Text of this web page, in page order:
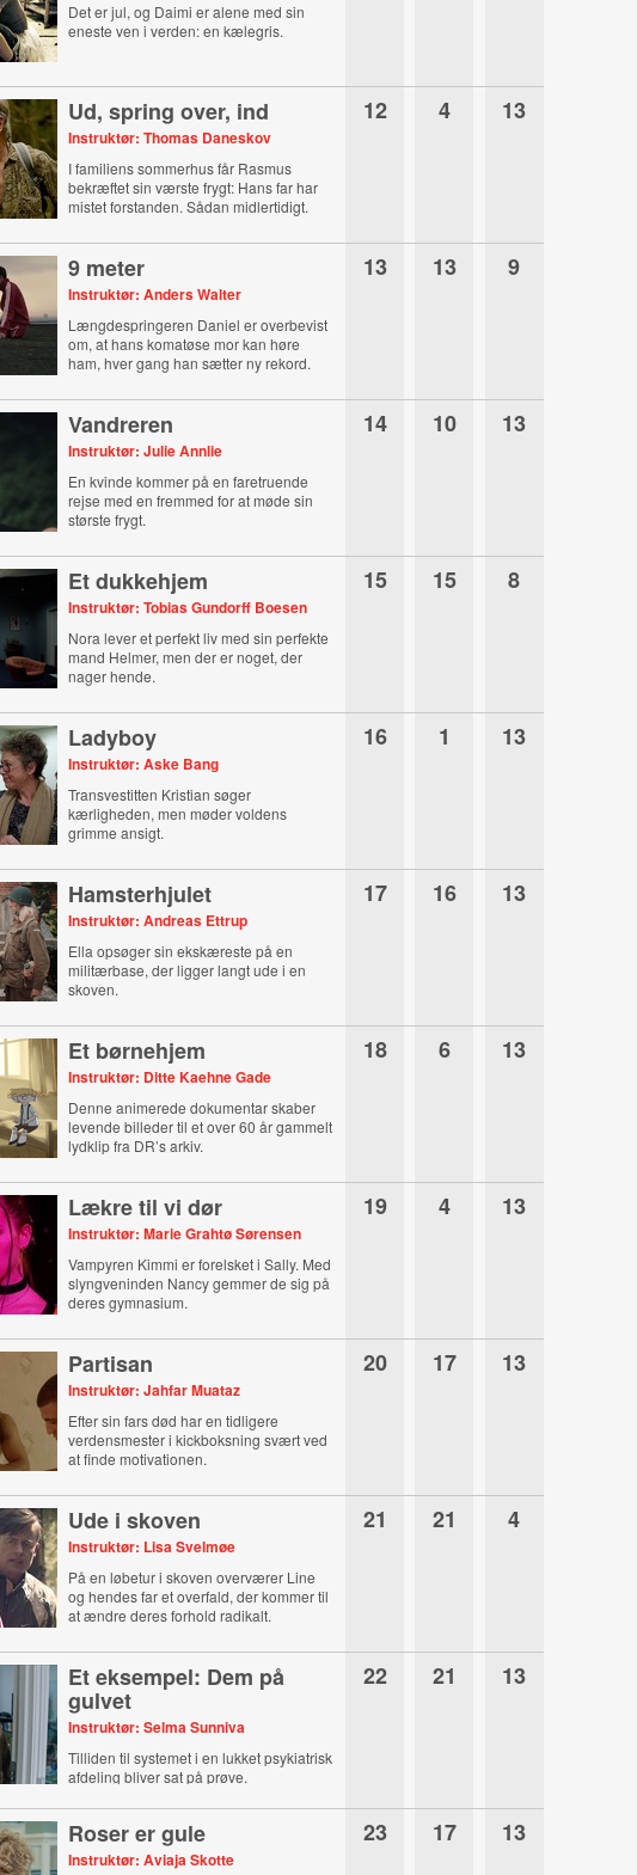
Det er jul, og Daimi er alene med sin
eneste ven i verden: en kælegris.
Ud, spring over, ind
Instruktør: Thomas Daneskov
I familiens sommerhus får Rasmus
bekræftet sin værste frygt: Hans far har
mistet forstanden. Sådan midlertidigt.
12 4 13
9 meter
Instruktør: Anders Walter
Længdespringeren Daniel er overbevist
om, at hans komatøse mor kan høre
ham, hver gang han sætter ny rekord.
13 13 9
Vandreren
Instruktør: Julie Annlie
En kvinde kommer på en faretruende
rejse med en fremmed for at møde sin
største frygt.
14 10 13
Et dukkehjem
Instruktør: Tobias Gundorff Boesen
Nora lever et perfekt liv med sin perfekte
mand Helmer, men der er noget, der
nager hende.
15 15 8
Ladyboy
Instruktør: Aske Bang
Transvestitten Kristian søger
kærligheden, men møder voldens
grimme ansigt.
16 1 13
Hamsterhjulet
Instruktør: Andreas Ettrup
Ella opsøger sin ekskæreste på en
militærbase, der ligger langt ude i en
skoven.
17 16 13
Et børnehjem
Instruktør: Ditte Kaehne Gade
Denne animerede dokumentar skaber
levende billeder til et over 60 år gammelt
lydklip fra DR’s arkiv.
18 6 13
Lækre til vi dør
Instruktør: Marie Grahtø Sørensen
Vampyren Kimmi er forelsket i Sally. Med
slyngveninden Nancy gemmer de sig på
deres gymnasium.
19 4 13
Partisan
Instruktør: Jahfar Muataz
Efter sin fars død har en tidligere
verdensmester i kickboksning svært ved
at finde motivationen.
20 17 13
Ude i skoven
Instruktør: Lisa Svelmøe
På en løbetur i skoven overværer Line
og hendes far et overfald, der kommer til
at ændre deres forhold radikalt.
21 21 4
Et eksempel: Dem på
gulvet
Instruktør: Selma Sunniva
Tilliden til systemet i en lukket psykiatrisk
afdeling bliver sat på prøve.
22 21 13
Roser er gule
Instruktør: Aviaja Skotte
23 17 13